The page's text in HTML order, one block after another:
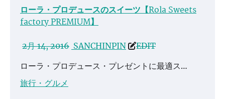
ローラ・プロデュースのスイーツ【Rola Sweets
factory PREMIUM】
2月 14, 2016 SANCHINPIN
EDIT
ローラ・プロデュース・プレゼントに最適ス…
旅行・グルメ